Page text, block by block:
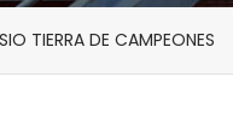
TIERRA DE CAMPEONES